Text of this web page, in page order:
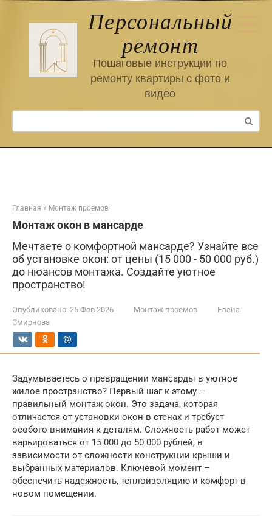
Персональный
ремонт
Пошаговые инструкции по
ремонту квартиры с фото и
видео
Поиск:
Главная » Монтаж проемов
Монтаж окон в мансарде
Мечтаете о комфортной мансарде? Узнайте все
об установке окон: от цены (15 000 - 50 000 руб.)
до нюансов монтажа. Создайте уютное
пространство!
Опубликовано: 25 Фев 2026 Монтаж проемов
Елена
Смирнова
Задумываетесь о превращении мансарды в уютное
жилое пространство? Первый шаг к этому –
правильный монтаж окон. Это задача, которая
отличается от установки окон в стенах и требует
особого внимания к деталям. Сложность работ может
варьироваться от 15 000 до 50 000 рублей, в
зависимости от сложности конструкции крыши и
выбранных материалов. Ключевой момент –
обеспечить надежность, теплоизоляцию и комфорт в
новом помещении.